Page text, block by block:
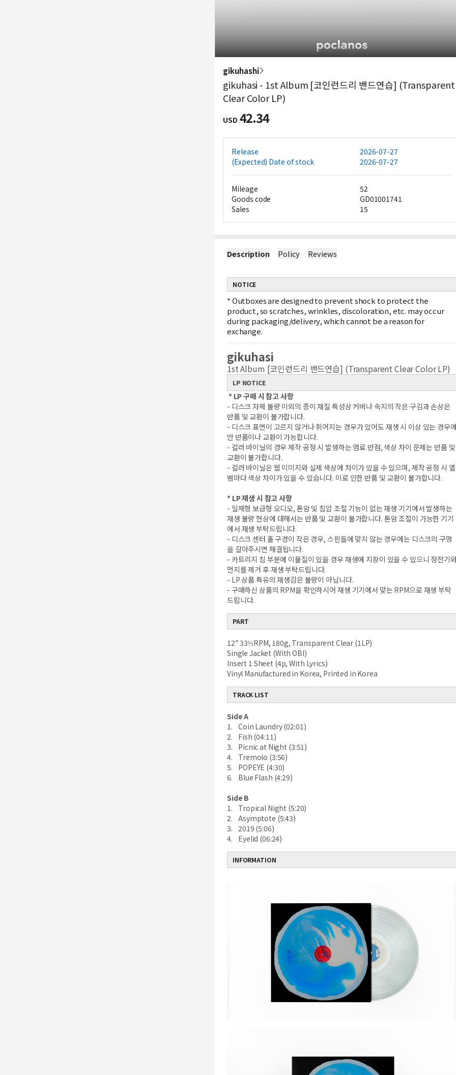
gikuhashi
gikuhasi - 1st Album [코인런드리 밴드연습] (Transparent
Clear Color LP)
USD 42.34
Release
2026-07-27
(Expected) Date of stock
2026-07-27
Mileage
52
Goods code
GD01001741
Sales
15
Description Policy Reviews
NOTICE
*Outboxes are designed to prevent shock to protect the
product, so scratches, wrinkles, discoloration, etc. may occur
during packaging/delivery, which cannot be a reason for
exchange.
gikuhasi
1st Album [코인런드리 밴드연습] (Transparent Clear Color LP)
LP NOTICE
* LP 구매 시 참고 사항
- 디스크 자체 불량 이외의 종이 재질 특성상 커버나 속지의 작은 구김과 손상은
반품 및 교환이 불가합니다.
- 디스크 표면이 고르지 않거나 휘어지는 경우가 있어도 재생 시 이상 있는 경우
만 반품이나 교환이 가능합니다.
- 컬러 바이닐의 경우 제작 공정 시 발생하는 염료 반점, 색상 차이 문제는 반품 및
교환이 불가합니다.
- 컬러 바이닐은 웹 이미지와 실제 색상에 차이가 있을 수 있으며, 제작 공정 시 앨
범마다 색상 차이가 있을 수 있습니다. 이로 인한 반품 및 교환이 불가합니다.
* LP 재생 시 참고 사항
- 일체형 보급형 오디오, 톤암 및 침압 조절 기능이 없는 재생 기기에서 발생하는
재생 불량 현상에 대해서는 반품 및 교환이 불가합니다. 톤암 조절이 가능한 기기
에서 재생 부탁드립니다.
- 디스크 센터 홀 구경이 작은 경우, 스핀들에 맞지 않는 경우에는 디스크의 구멍
을 갈아주시면 해결됩니다.
- 카트리지 침 부분에 이물질이 있을 경우 재생에 지장이 있을 수 있으니 정전기
먼지를 제거 후 재생 부탁드립니다.
- LP 상품 특유의 재생감은 불량이 아닙니다.
- 구매하신 상품의 RPM을 확인하시어 재생 기기에서 맞는 RPM으로 재생 부탁
드립니다.
PART
12” 33⅓RPM, 180g, Transparent Clear (1LP)
Single Jacket (With OBI)
Insert 1 Sheet (4p, With Lyrics)
Vinyl Manufactured in Korea, Printed in Korea
TRACK LIST
Side A
1. Coin Laundry (02:01)
2. Fish (04:11)
3. Picnic at Night (3:51)
4. Tremolo (3:56)
5. POPEYE (4:30)
6. Blue Flash (4:29)
Side B
1. Tropical Night (5:20)
2. Asymptote (5:43)
3. 2019 (5:06)
4. Eyelid (06:24)
INFORMATION